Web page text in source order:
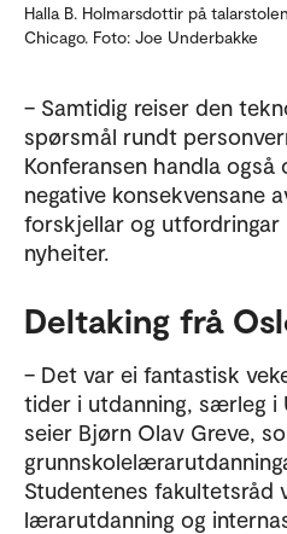
Halla B. Holmarsdottir på
Chicago. Foto: Joe Underbakke
– Samtidig reiser den
spørsmål rundt
Konferansen handla
negative konsekvensane
forskjellar og
nyheiter.
Deltaking frå
– Det var ei fantastisk
tider i utdanning, særleg i
seier Bjørn Olav Greve,
Studentenes fakultetsråd
lærarutdanning og